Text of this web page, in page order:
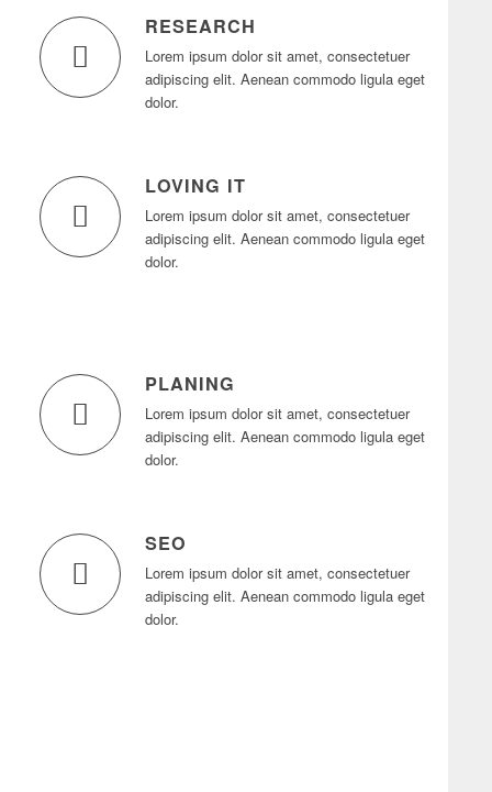
RESEARCH
Lorem ipsum dolor sit amet, consectetuer
adipiscing elit. Aenean commodo ligula eget
dolor.
LOVING IT
Lorem ipsum dolor sit amet, consectetuer
adipiscing elit. Aenean commodo ligula eget
dolor.
PLANING
Lorem ipsum dolor sit amet, consectetuer
adipiscing elit. Aenean commodo ligula eget
dolor.
SEO
Lorem ipsum dolor sit amet, consectetuer
adipiscing elit. Aenean commodo ligula eget
dolor.